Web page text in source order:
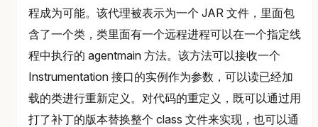
程成为可能。该代理被表示为一个 JAR 文件，里面包
含了一个类，类里面有一个远程进程可以在一个指定线
程中执行的 agentmain 方法。该方法可以接收一个
Instrumentation 接口的实例作为参数，可以读已经加
载的类进行重新定义。对代码的重定义，既可以通过用
打了补丁的版本替换整个 class 文件来实现，也可以通